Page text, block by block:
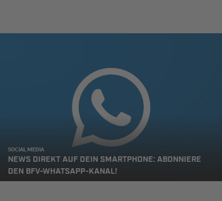
SOCIAL MEDIA
NEWS DIREKT AUF DEIN SMARTPHONE: ABONNIERE
DEN BFV-WHATSAPP-KANAL!